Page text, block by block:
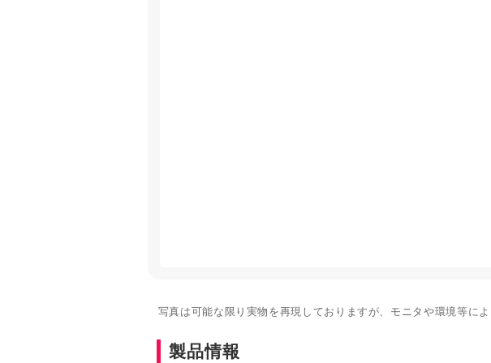
写真は可能な限り実物を再現しておりますが、モニタや環境等に
製品情報